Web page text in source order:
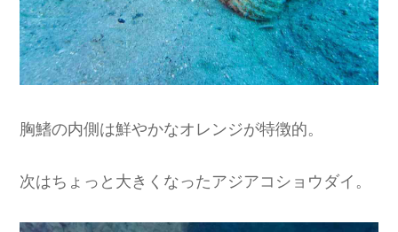
胸鰭の内側は鮮やかなオレンジが特徴的。
次はちょっと大きくなったアジアコショウダイ。